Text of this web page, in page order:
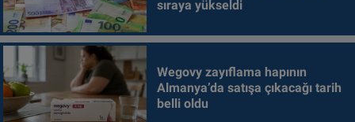
sıraya yükseldi
Wegovy zayıflama hapının
Almanya’da satışa çıkacağı tarih
belli oldu